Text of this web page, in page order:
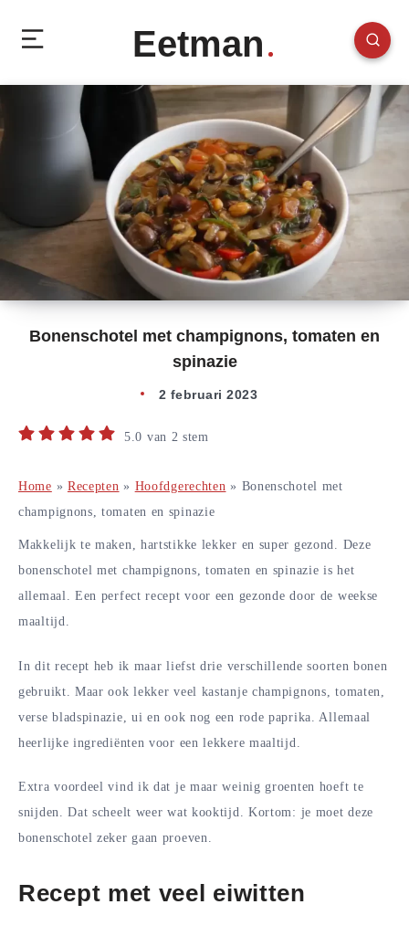
Eetman
Bonenschotel met champignons, tomaten en
spinazie
2 februari 2023
5.0 van 2 stem
Home » Recepten » Hoofdgerechten » Bonenschotel met
champignons, tomaten en spinazie
Makkelijk te maken, hartstikke lekker en super gezond. Deze
bonenschotel met champignons, tomaten en spinazie is het
allemaal. Een perfect recept voor een gezonde door de weekse
maaltijd.
In dit recept heb ik maar liefst drie verschillende soorten bonen
gebruikt. Maar ook lekker veel kastanje champignons, tomaten,
verse bladspinazie, ui en ook nog een rode paprika. Allemaal
heerlijke ingrediënten voor een lekkere maaltijd.
Extra voordeel vind ik dat je maar weinig groenten hoeft te
snijden. Dat scheelt weer wat kooktijd. Kortom: je moet deze
bonenschotel zeker gaan proeven.
Recept met veel eiwitten